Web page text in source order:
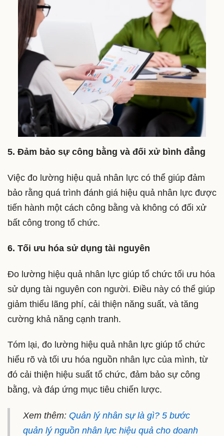
5. Đảm bảo sự công bằng và đối xử bình đẳng
Việc đo lường hiệu quả nhân lực có thể giúp đảm
bảo rằng quá trình đánh giá hiệu quả nhân lực được
tiến hành một cách công bằng và không có đối xử
bất công trong tổ chức.
6. Tối ưu hóa sử dụng tài nguyên
Đo lường hiệu quả nhân lực giúp tổ chức tối ưu hóa
sử dụng tài nguyên con người. Điều này có thể giúp
giảm thiểu lãng phí, cải thiện năng suất, và tăng
cường khả năng cạnh tranh.
Tóm lại, đo lường hiệu quả nhân lực giúp tổ chức
hiểu rõ và tối ưu hóa nguồn nhân lực của mình, từ
đó cải thiện hiệu suất tổ chức, đảm bảo sự công
bằng, và đáp ứng mục tiêu chiến lược.
Xem thêm: Quản lý nhân sự là gì? 5 bước
quản lý nguồn nhân lực hiệu quả cho doanh